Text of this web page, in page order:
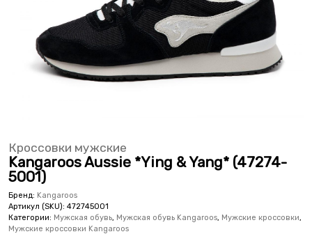
Кроссовки мужские
Kangaroos Aussie *Ying & Yang* (47274-
5001)
Бренд: Kangaroos
Артикул (SKU): 472745001
Категории: Мужская обувь, Мужская обувь Kangaroos, Мужские кроссовки,
Мужские кроссовки Kangaroos